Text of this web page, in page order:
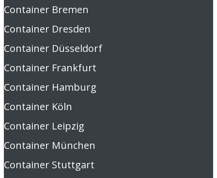
Container Bremen
Container Dresden
Container Düsseldorf
Container Frankfurt
Container Hamburg
Container Köln
Container Leipzig
Container München
Container Stuttgart